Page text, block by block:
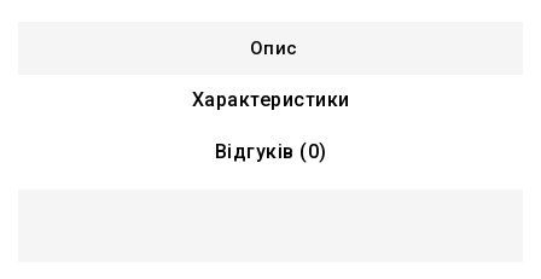
Опис
Характеристики
Відгуків (0)